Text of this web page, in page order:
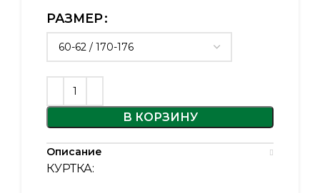
РАЗМЕР
В КОРЗИНУ
Описание
КУРТКА: